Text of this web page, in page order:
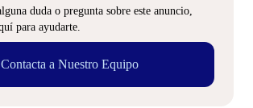
duda o pregunta sobre este anuncio,
para ayudarte.
Contacta a Nuestro Equipo